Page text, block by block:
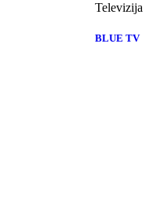
Televizija
BLUE TV